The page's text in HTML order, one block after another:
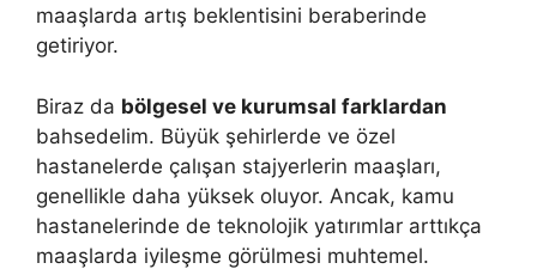
maaşlarda artış beklentisini beraberinde
getiriyor.
Biraz da bölgesel ve kurumsal farklardan
bahsedelim. Büyük şehirlerde ve özel
hastanelerde çalışan stajyerlerin maaşları,
genellikle daha yüksek oluyor. Ancak, kamu
hastanelerinde de teknolojik yatırımlar arttıkça
maaşlarda iyileşme görülmesi muhtemel.